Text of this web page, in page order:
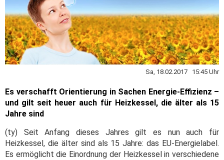
Sa, 18.02.2017 15:45 Uhr
Es verschafft Orientierung in Sachen Energie-Effizienz –
und gilt seit heuer auch für Heizkessel, die älter als 15
Jahre sind
(ty) Seit Anfang dieses Jahres gilt es nun auch für
Heizkessel, die älter sind als 15 Jahre: das EU-Energielabel.
Es ermöglicht die Einordnung der Heizkessel in verschiedene